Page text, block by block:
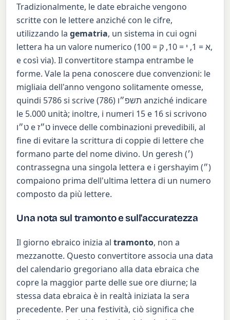
Tradizionalmente, le date ebraiche vengono
scritte con le lettere anziché con le cifre,
utilizzando lagematria, un sistema in cui ogni
lettera ha un valore numerico (א = 1, י = 10, ק = 100,
e così via). Il convertitore stampa entrambe le
forme. Vale la pena conoscere due convenzioni: le
migliaia dell'anno vengono solitamente omesse,
quindi 5786 si scrive
תשפ״ו
(786) anziché indicare
le 5.000 unità; inoltre, i numeri 15 e 16 si scrivono
ט״ו eט״ז invece delle combinazioni prevedibili, al
fine di evitare la scrittura di coppie di lettere che
formano parte del nome divino. Un geresh (׳)
contrassegna una singola lettera e i gershayim (״)
compaiono prima dell'ultima lettera di un numero
composto da più lettere.
Una nota sul tramonto e sull'accuratezza
Il giorno ebraico inizia altramonto, non a
mezzanotte. Questo convertitore associa una data
del calendario gregoriano alla data ebraica che
copre la maggior parte delle sue ore diurne; la
stessa data ebraica è in realtà iniziata la sera
precedente. Per una festività, ciò significa che